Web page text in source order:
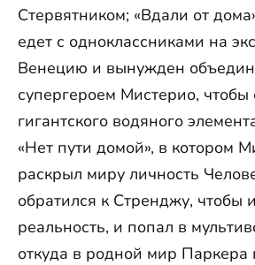
Стервятником; «Вдали от
едет с одноклассниками на
Венецию и вынужден
супергероем Мистерио, чтобы
гигантского водяного
«Нет пути домой», в котором
раскрыл миру личность
обратился к Стренджу, чтобы
реальность, и попал в
откуда в родной мир Паркера